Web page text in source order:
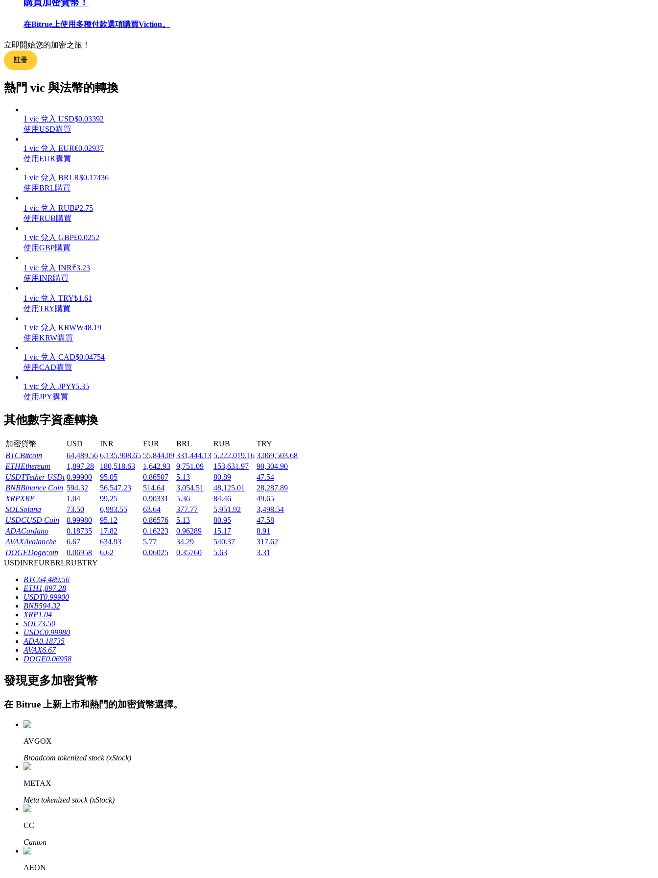
合約指南
合約功能使用指南
學習如何保持盈利
使您的資產穩定增值
機槍池
一鍵質押鎖定高收益
Launchpool
活期質押獲得熱門資產
借貸寶
借貸數字貨幣，及時且安全的服務
購買加密貨幣！
在Bitrue上使用多種付款選項購買Viction。
立即開始您的加密之旅！
註冊
熱門 vic 與法幣的轉換
1 vic 兌入 USD$0.03392
使用USD購買
1 vic 兌入 EUR€0.02937
使用EUR購買
1 vic 兌入 BRLR$0.17436
使用BRL購買
1 vic 兌入 RUB₽2.75
使用RUB購買
1 vic 兌入 GBP£0.0252
使用GBP購買
1 vic 兌入 INR₹3.23
使用INR購買
1 vic 兌入 TRY₺1.61
使用TRY購買
1 vic 兌入 KRW₩48.19
使用KRW購買
1 vic 兌入 CAD$0.04754
使用CAD購買
1 vic 兌入 JPY¥5.35
使用JPY購買
其他數字資產轉換
加密貨幣 USD INR EUR BRL RUB
TRY
BTCBitcoin 64,489.56 6,135,908.65 55,844.09 331,444.13 5,222,019.16 3,069,503.68
ETHEthereum 1,897.28 180,518.63 1,642.93 9,751.09 153,631.97
90,304.90
USDTTether USDt 0.99900 95.05 0.86507 5.13 80.89
47.54
BNBBinance Coin 594.32 56,547.23 514.64 3,054.51 48,125.01
28,287.89
XRPXRP 1.04 99.25 0.90331 5.36 84.46
49.65
SOLSolana 73.50 6,993.55 63.64 377.77 5,951.92
3,498.54
USDCUSD Coin 0.99980 95.12 0.86576 5.13 80.95
47.58
ADACardano 0.18735 17.82 0.16223 0.96289 15.17
8.91
AVAXAvalanche 6.67 634.93 5.77 34.29 540.37
317.62
DOGEDogecoin 0.06958 6.62 0.06025 0.35760 5.63
3.31
USDINREURBRLRUBTRY
BTC64,489.56
ETH1,897.28
USDT0.99900
BNB594.32
XRP1.04
SOL73.50
USDC0.99980
ADA0.18735
AVAX6.67
DOGE0.06958
發現更多加密貨幣
在 Bitrue 上新上市和熱門的加密貨幣選擇。
AVGOX
Broadcom tokenized stock (xStock)
METAX
Meta tokenized stock (xStock)
CC
Canton
AEON